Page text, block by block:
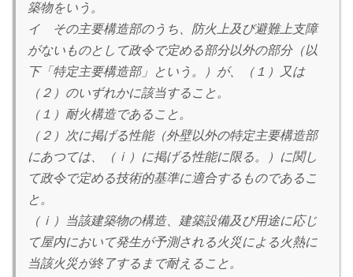
築物をいう。
イ その主要構造部のうち、防火上及び避難上支障
がないものとして政令で定める部分以外の部分（以
下「特定主要構造部」という。）が、（１）又は
（２）のいずれかに該当すること。
（１）耐火構造であること。
（２）次に掲げる性能（外壁以外の特定主要構造部
にあつては、（ｉ）に掲げる性能に限る。）に関し
て政令で定める技術的基準に適合するものであるこ
と。
（ｉ）当該建築物の構造、建築設備及び用途に応じ
て屋内において発生が予測される火災による火熱に
当該火災が終了するまで耐えること。